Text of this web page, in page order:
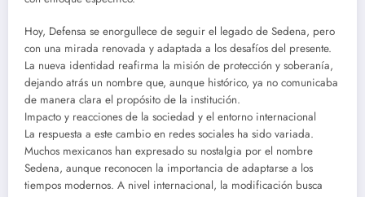
Hoy, Defensa se enorgullece de seguir el legado de Sedena, pero
con una mirada renovada y adaptada a los desafíos del presente.
La nueva identidad reafirma la misión de protección y soberanía,
dejando atrás un nombre que, aunque histórico, ya no comunicaba
de manera clara el propósito de la institución.
Impacto y reacciones de la sociedad y el entorno internacional
La respuesta a este cambio en redes sociales ha sido variada.
Muchos mexicanos han expresado su nostalgia por el nombre
Sedena, aunque reconocen la importancia de adaptarse a los
tiempos modernos. A nivel internacional, la modificación busca